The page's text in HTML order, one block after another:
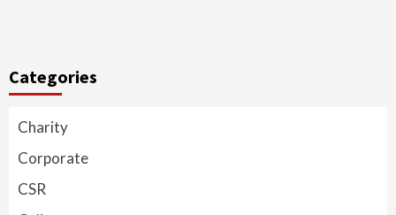
Categories
Charity
Corporate
CSR